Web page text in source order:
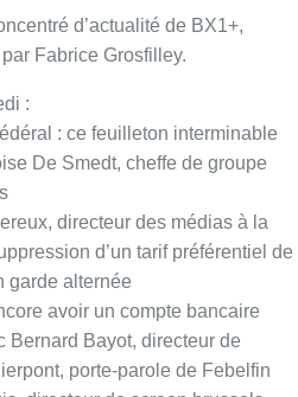
avoir un compte bancaire
Bernard Bayot, directeur de
porte-parole de Febelfin
directeur de screen.brussels
Francis Lalanne et Anaïs
à Chansons”